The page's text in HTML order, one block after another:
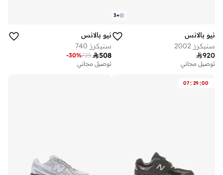
+
3
نيو بالانس
سنيكرز 2002
920
توصيل مجاني
نيو بالانس
سنيكرز 740
508
725
-30%
توصيل مجاني
07: 29:00